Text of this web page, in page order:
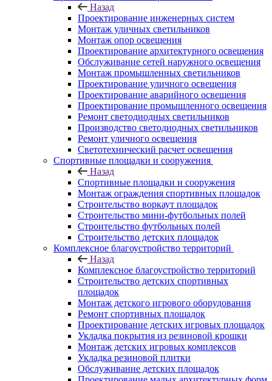
Назад
Проектирование инженерных систем
Монтаж уличных светильников
Монтаж опор освещения
Проектирование архитектурного освещения
Обслуживание сетей наружного освещения
Монтаж промышленных светильников
Проектирование уличного освещения
Проектирование аварийного освещения
Проектирование промышленного освещения
Ремонт светодиодных светильников
Производство светодиодных светильников
Ремонт уличного освещения
Светотехнический расчет освещения
Спортивные площадки и сооружения
Назад
Спортивные площадки и сооружения
Монтаж ограждения спортивных площадок
Строительство воркаут площадок
Строительство мини-футбольных полей
Строительство футбольных полей
Строительство детских площадок
Комплексное благоустройство территорий
Назад
Комплексное благоустройство территорий
Строительство детских спортивных
площадок
Монтаж детского игрового оборудования
Ремонт спортивных площадок
Проектирование детских игровых площадок
Укладка покрытия из резиновой крошки
Монтаж детских игровых комплексов
Укладка резиновой плитки
Обслуживание детских площадок